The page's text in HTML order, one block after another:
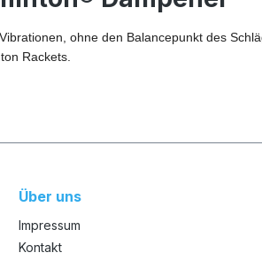
ohne den Balancepunkt des
Rackets.
Über uns
Impressum
Kontakt